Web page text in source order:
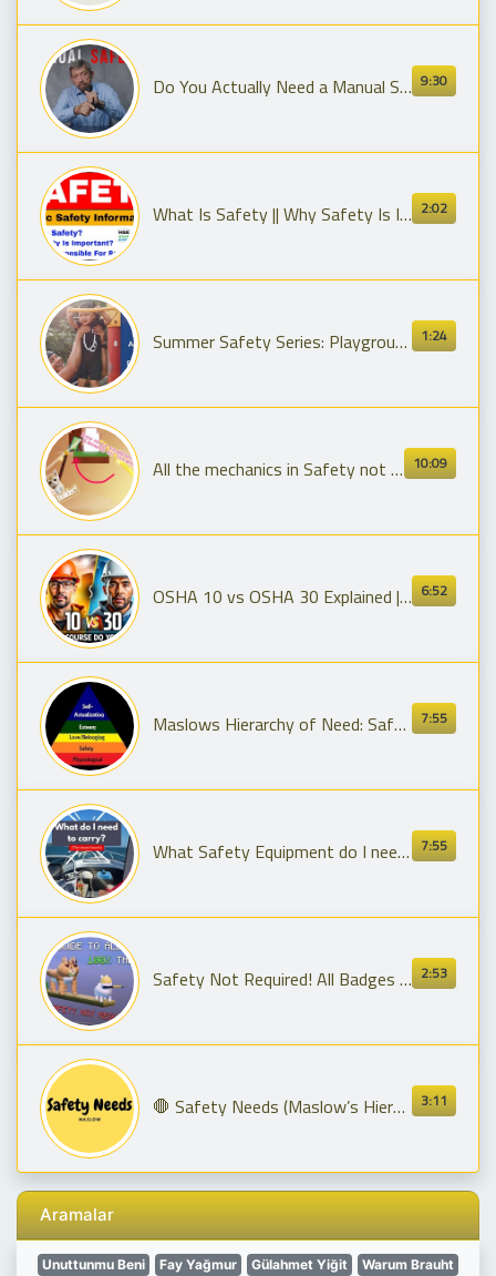
9:30
Do You Actually Need a Manual Safety on a Carry Pistol?
2:02
What Is Safety || Why Safety Is Important || Who Is Responsible For Safety || HSE STUDY GUIDE
1:24
Summer Safety Series: Playground Safety You Need to Know
10:09
All the mechanics in Safety not Required!
6:52
OSHA 10 vs OSHA 30 Explained | Which Safety Course Do You Need?
7:55
Maslows Hierarchy of Need: Safety (Fear, P.T.S.D.)
7:55
What Safety Equipment do I need on my Boat? #beginners #skipper #boating #boatlife
2:53
Safety Not Required! All Badges Guide | Roblox
3:11
🛑 Safety Needs (Maslow’s Hierarchy of Needs)
Aramalar
Unuttunmu Beni Fay Yağmur Gülahmet Yiğit
Warum Brauht